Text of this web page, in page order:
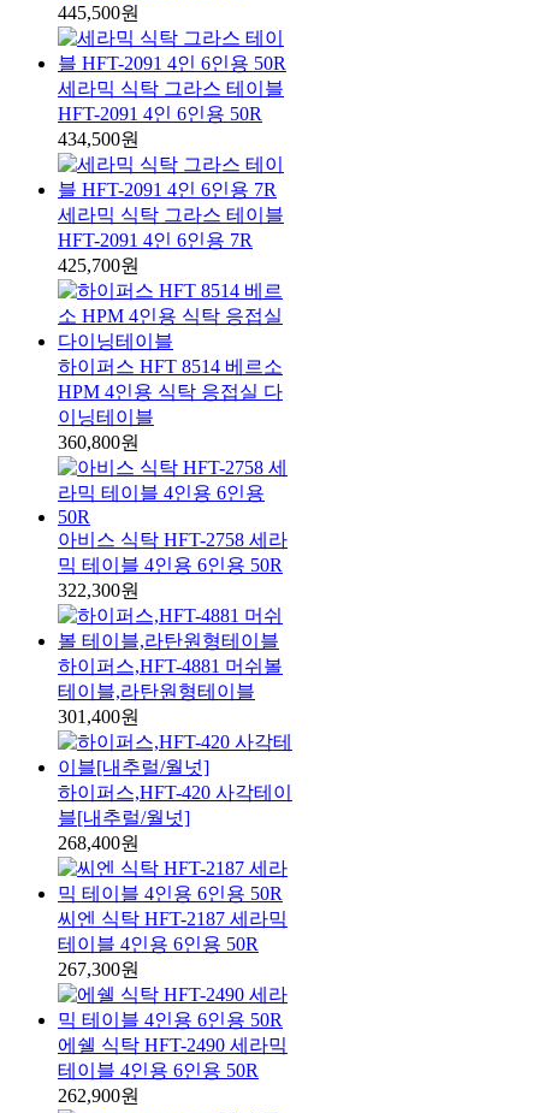
445,500원
세라믹 식탁 그라스 테이블
HFT-2091 4인 6인용 50R
434,500원
세라믹 식탁 그라스 테이블
HFT-2091 4인 6인용 7R
425,700원
하이퍼스 HFT 8514 베르소
HPM 4인용 식탁 응접실 다
이닝테이블
360,800원
아비스 식탁 HFT-2758 세라
믹 테이블 4인용 6인용 50R
322,300원
하이퍼스,HFT-4881 머쉬볼
테이블,라탄원형테이블
301,400원
하이퍼스,HFT-420 사각테이
블[내추럴/월넛]
268,400원
씨엔 식탁 HFT-2187 세라믹
테이블 4인용 6인용 50R
267,300원
에쉘 식탁 HFT-2490 세라믹
테이블 4인용 6인용 50R
262,900원